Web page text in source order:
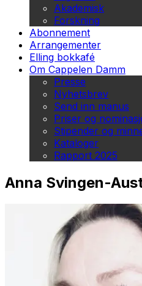
Akademisk
Forskning
Abonnement
Arrangementer
Elling bokkafé
Om Cappelen Damm
Presse
Nyhetsbrev
Send inn manus
Priser og
Stipender og
Kataloger
Rapport 2025
Anna Svingen-